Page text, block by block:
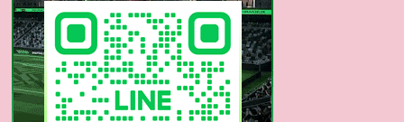
ยิ้ม
หวาน